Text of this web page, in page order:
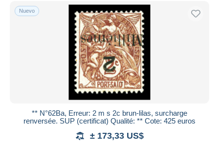
Nuevo
** N°62Ba, Erreur: 2 m s 2c brun-lilas, surcharge
renversée. SUP (certificat) Qualité: ** Cote: 425 euros
± 173,33 US$